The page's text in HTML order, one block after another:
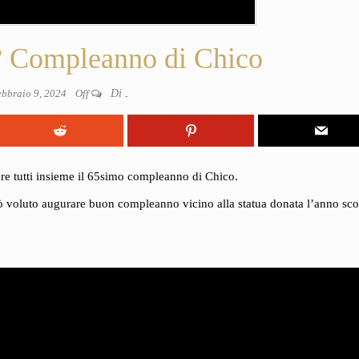
Compleanno di Chico
9, 2024 Off Di .
tutti insieme il 65simo compleanno di Chico.
augurare buon compleanno vicino alla statua donata l’anno